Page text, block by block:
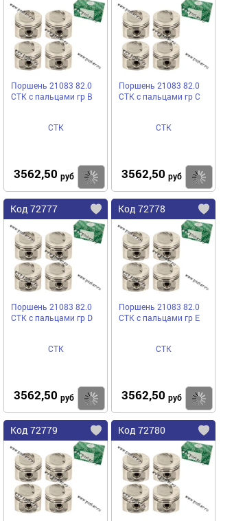
Поршень 21083 82.0
СТК с пальцами гр B
СТК
3562,50 руб Купить
Поршень 21083 82.0
СТК с пальцами гр C
СТК
3562,50 руб
Код 72777
Поршень 21083 82.0
СТК с пальцами гр D
СТК
3562,50 руб Купить
Код 72778
Поршень 21083 82.0
СТК с пальцами гр E
СТК
3562,50 руб
Код 72779 Код 72780